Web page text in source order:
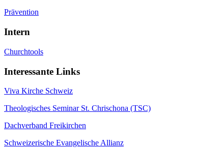
Prävention
Intern
Churchtools
Interessante Links
Viva Kirche Schweiz
Theologisches Seminar St. Chrischona (TSC)
Dachverband Freikirchen
Schweizerische Evangelische Allianz